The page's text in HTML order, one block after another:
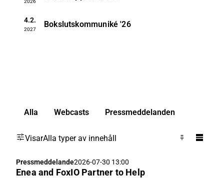
2026
4.2.
2027
Bokslutskommuniké '26
Alla Webcasts Pressmeddelanden
VisarAlla typer av innehåll
Pressmeddelande2026-07-30 13:00
Enea and FoxIO Partner to Help